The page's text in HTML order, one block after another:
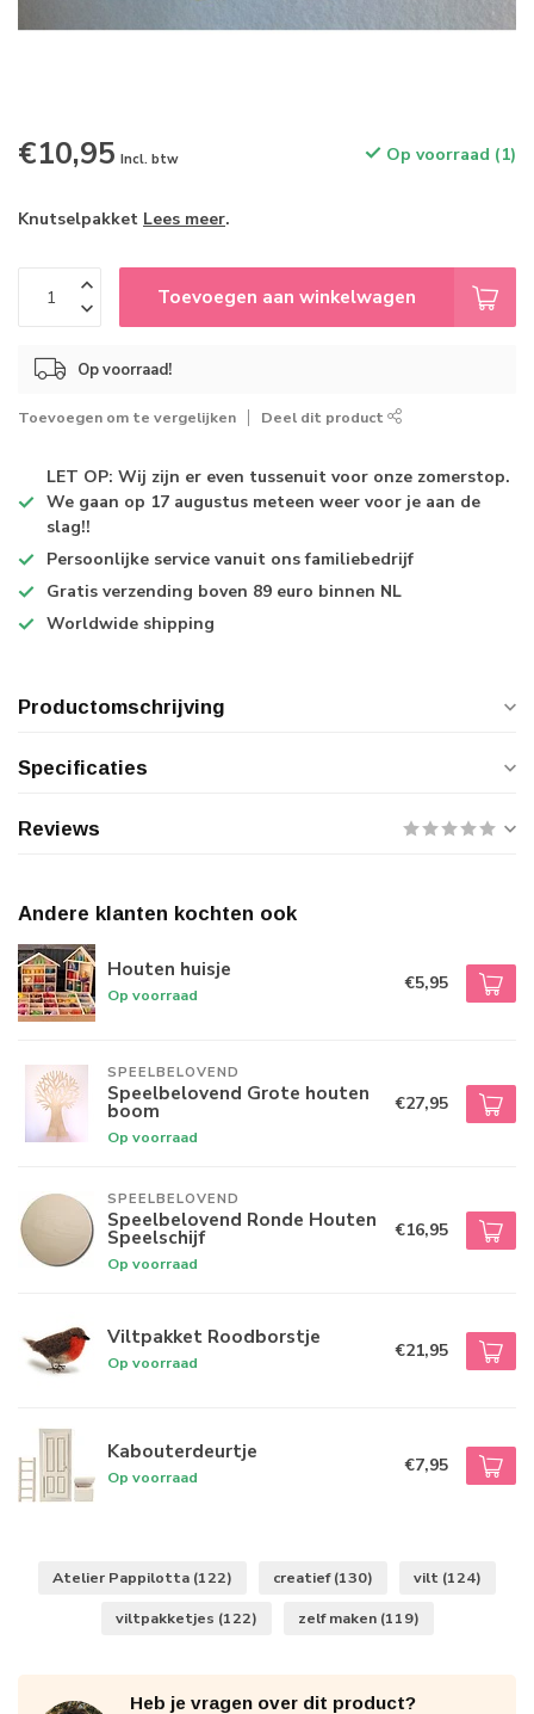
€10,95 Incl. btw Op voorraad (1)
Knutselpakket Lees meer.
Toevoegen aan winkelwagen
Op voorraad!
Toevoegen om te vergelijken Deel dit product
LET OP: Wij zijn er even tussenuit voor onze zomerstop.
We gaan op 17 augustus meteen weer voor je aan de
slag!!
Persoonlijke service vanuit ons familiebedrijf
Gratis verzending boven 89 euro binnen NL
Worldwide shipping
Productomschrijving
Specificaties
Reviews
Andere klanten kochten ook
Houten huisje
Op voorraad
€5,95
SPEELBELOVEND
Speelbelovend Grote houten
boom
Op voorraad
€27,95
SPEELBELOVEND
Speelbelovend Ronde Houten
Speelschijf
Op voorraad
€16,95
Viltpakket Roodborstje
Op voorraad
€21,95
Kabouterdeurtje
Op voorraad
€7,95
Atelier Pappilotta (122) creatief(130) vilt (124)
viltpakketjes (122) zelf maken (119)
Heb je vragen over dit product?